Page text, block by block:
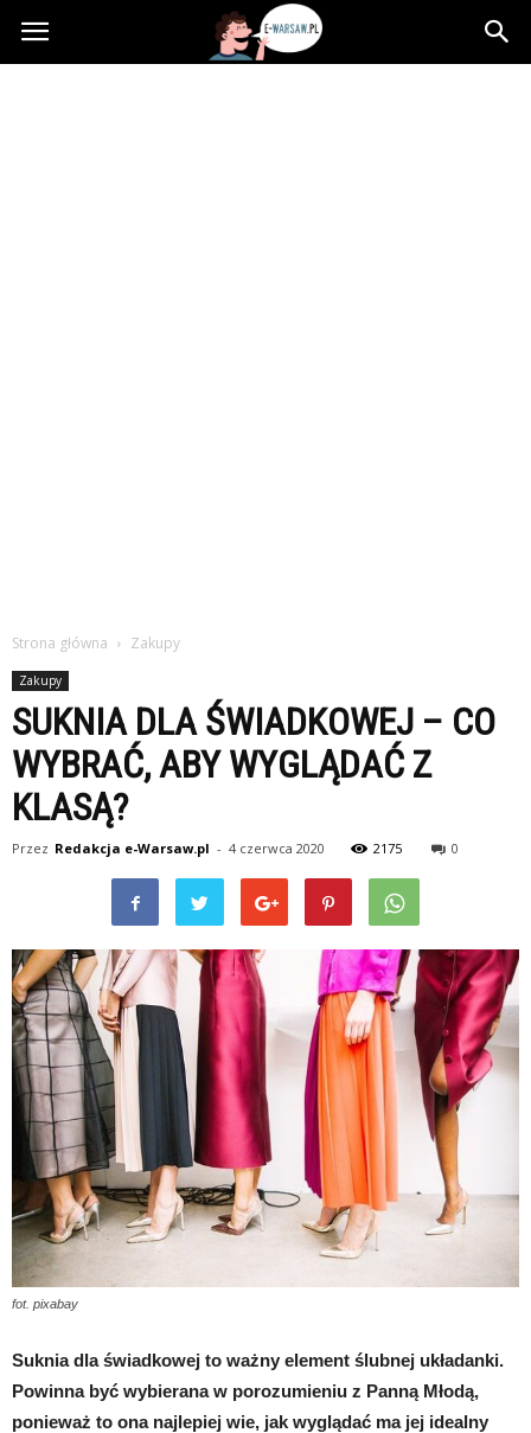
Strona główna Zakupy
Zakupy
SUKNIA DLA ŚWIADKOWEJ – CO
WYBRAĆ, ABY WYGLĄDAĆ Z
KLASĄ?
Przez Redakcja e-Warsaw.pl - 4 czerwca 2020 2175 0
fot. pixabay
Suknia dla świadkowej to ważny element ślubnej układanki.
Powinna być wybierana w porozumieniu z Panną Młodą,
ponieważ to ona najlepiej wie, jak wyglądać ma jej idealny